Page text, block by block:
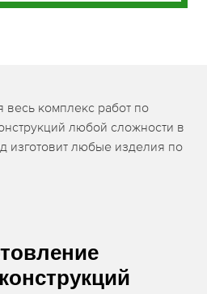
весь комплекс работ по
любой сложности в
изготовит любые изделия по